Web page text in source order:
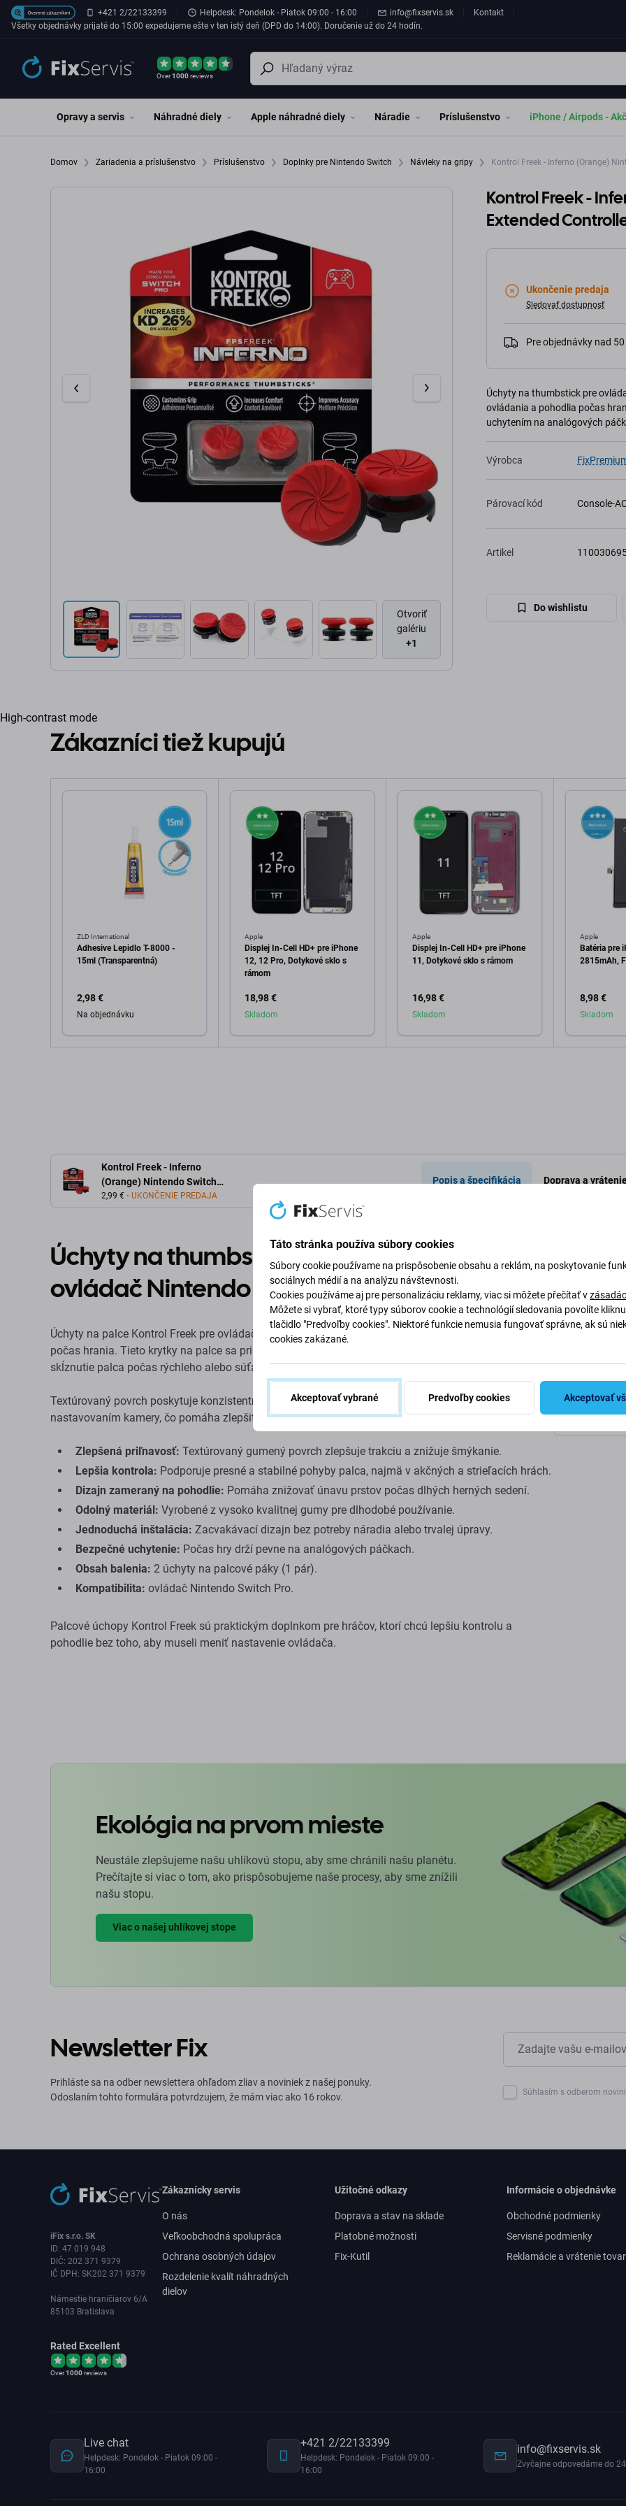
Preskočiť na hlavný obsah+421 2/22133399 Helpdesk: Pondelok - Piatok 09:00 - 16:00 info@fixservis.sk
Kontakt
Všetky objednávky prijaté do 15:00 expedujeme ešte v ten istý deň (DPD do 14:00). Doručenie už do 24 hodín.
Over1000reviews
Opravy a servis Náhradné diely Apple náhradné diely Náradie Príslušenstvo iPhone / Airpods -
Domov Zariadenia a príslušenstvo Príslušenstvo Doplnky pre Nintendo Switch Návleky na gripy Kontrol Freek - Inferno (Orange)
Otvoriť
galériu
+1
Kontrol Freek -
Extended
Ukončenie predaja
Sledovať dostupnosť
Pre objednávky nad
Úchyty na thumbstick pre
ovládania a pohodlia počas
uchytením na analógových
Výrobca
Párovací kód Console-
Artikel
Do wishlistu
High-contrast mode
Zákazníci tiež kupujú
ZLD International
Adhesive Lepidlo T-8000 -
15ml (Transparentná)
2,98 €
Na objednávku
Apple
Displej In-Cell HD+ pre iPhone
12, 12 Pro, Dotykové sklo s
rámom
18,98 €
Skladom
Apple
Displej In-Cell HD+ pre iPhone
11, Dotykové sklo s rámom
16,98 €
Skladom
Apple
Batéria pre
2815mAh,
8,98 €
Skladom
Kontrol Freek - Inferno
(Orange) Nintendo Switch
Pro Extended Controller
Grip Caps
2,99 € UKONČENIE PREDAJA
Popis a špecifikácia Doprava a
Úchyty na thumbstick Kontrol Freek pre
ovládač Nintendo Switch Pro
Úchyty na palce Kontrol Freek pre ovládač Nintendo Switch Pro zlepšujú úchop, kontrolu a pohodlie
počas hrania. Tieto krytky na palce sa pripevňujú priamo k analógovým páčkam a pomáhajú znižovať
skĺznutie palca počas rýchleho alebo súťažného hrania.
Textúrovaný povrch poskytuje konzistentnejší pohyb palca a lepšiu kontrolu nad mierením a
nastavovaním kamery, čo pomáha zlepšiť presnosť bez úpravy ovládača.
Zlepšená priľnavosť: Textúrovaný gumený povrch zlepšuje trakciu a znižuje šmýkanie.
Lepšia kontrola: Podporuje presné a stabilné pohyby palca, najmä v akčných a strieľacích hrách.
Dizajn zameraný na pohodlie: Pomáha znižovať únavu prstov počas dlhých herných sedení.
Odolný materiál: Vyrobené z vysoko kvalitnej gumy pre dlhodobé používanie.
Jednoduchá inštalácia: Zacvakávací dizajn bez potreby náradia alebo trvalej úpravy.
Bezpečné uchytenie: Počas hry drží pevne na analógových páčkach.
Obsah balenia: 2 úchyty na palcové páky (1 pár).
Kompatibilita: ovládač Nintendo Switch Pro.
Palcové úchopy Kontrol Freek sú praktickým doplnkom pre hráčov, ktorí chcú lepšiu kontrolu a
pohodlie bez toho, aby museli meniť nastavenie ovládača.
Kategória
Netto
EAN
Ekológia na prvom mieste
Neustále zlepšujeme našu uhlíkovú stopu, aby sme chránili našu planétu.
Prečítajte si viac o tom, ako prispôsobujeme naše procesy, aby sme znížili
našu stopu.
Viac o našej uhlíkovej stope
Newsletter Fix
Prihláste sa na odber newslettera ohľadom zliav a noviniek z našej ponuky.
Odoslaním tohto formulára potvrdzujem, že mám viac ako 16 rokov.
Súhlasím s odberom
iFix s.r.o. SK
ID: 47 019 948
DIČ: 202 371 9379
IČ DPH: SK202 371 9379
Námestie hraničiarov 6/A
85103 Bratislava
Rated Excellent
Over1000reviews
Zákaznícky servis
O nás
Veľkoobchodná spolupráca
Ochrana osobných údajov
Rozdelenie kvalít náhradných
dielov
Užitočné odkazy
Doprava a stav na sklade
Platobné možnosti
Fix-Kutil
Informácie o objednávke
Obchodné podmienky
Servisné podmienky
Reklamácie a vrátenie
Live chat
Helpdesk: Pondelok - Piatok 09:00 -
16:00
+421 2/22133399
Helpdesk: Pondelok - Piatok 09:00 -
16:00
info@fixservis.sk
Zvyčajne odpovedáme do
Táto stránka používa súbory cookies
Súbory cookie používame na prispôsobenie obsahu a reklám, na poskytovanie
sociálnych médií a na analýzu návštevnosti.
Cookies používáme aj pre personalizáciu reklamy, viac si môžete přečítať v
Môžete si vybrať, ktoré typy súborov cookie a technológií sledovania povolíte
tlačidlo "Predvoľby cookies". Niektoré funkcie nemusia fungovať správne, ak sú
cookies zakázané.
Akceptovať vybrané Predvoľby cookies Akceptovať